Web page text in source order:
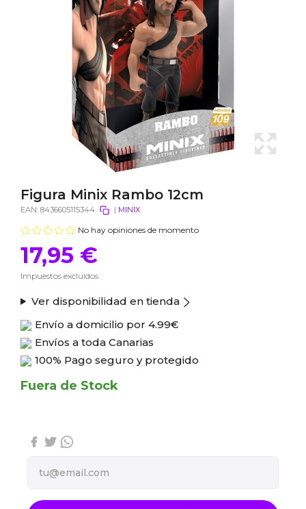
Figura Minix Rambo 12cm
EAN: 8436605115344 | MINIX
No hay opiniones de momento
17,95 €
Impuestos excluidos
Ver disponibilidad en tienda
Envío a domicilio por 4.99€
Envíos a toda Canarias
100% Pago seguro y protegido
Fuera de Stock